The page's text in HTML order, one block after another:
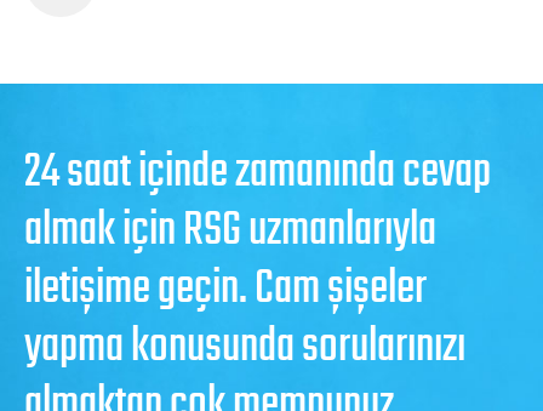
24 saat içinde zamanında cevap
almak için RSG uzmanlarıyla
iletişime geçin. Cam şişeler
yapma konusunda sorularınızı